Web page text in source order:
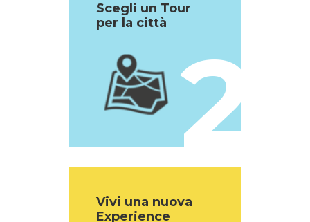
2
Scegli un Tour
per la città
Vivi una nuova
Experience